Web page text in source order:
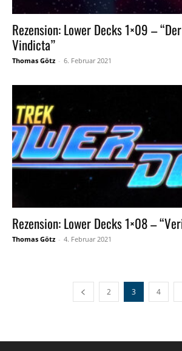
Rezension: Lower Decks 1×09 –
Vindicta”
Thomas Götz - 6. Februar 2021
Rezension: Lower Decks 1×08 –
Thomas Götz - 4. Februar 2021
2 3 4